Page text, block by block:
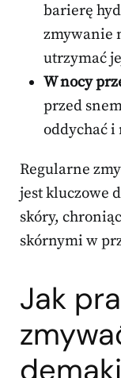
barierę
zmywanie
utrzymać
W nocy
przed
oddychać i
Regularne
jest kluczowe
skóry,
skórnymi w
Jak